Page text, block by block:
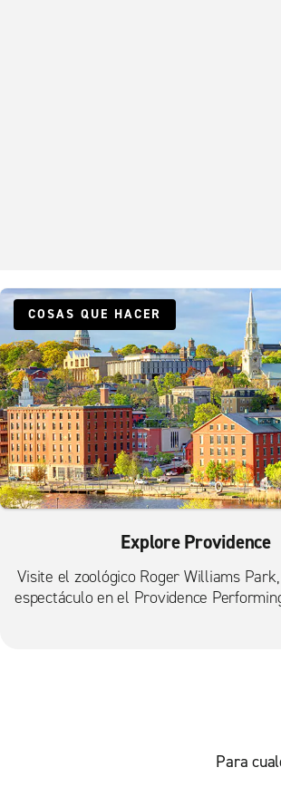
COSAS QUE HACER
Explore Providence
Visite el zoológico Roger Williams
espectáculo en el Providence
Para